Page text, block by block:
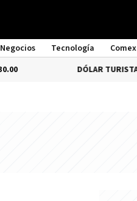
Negocios Tecnología
Comex
DÓLAR TURISTA$1,976.00